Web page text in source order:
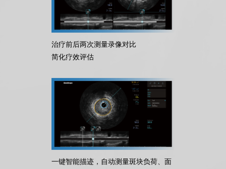
治疗前后两次测量录像对比
简化疗效评估
一键智能描迹，自动测量斑块负荷、面